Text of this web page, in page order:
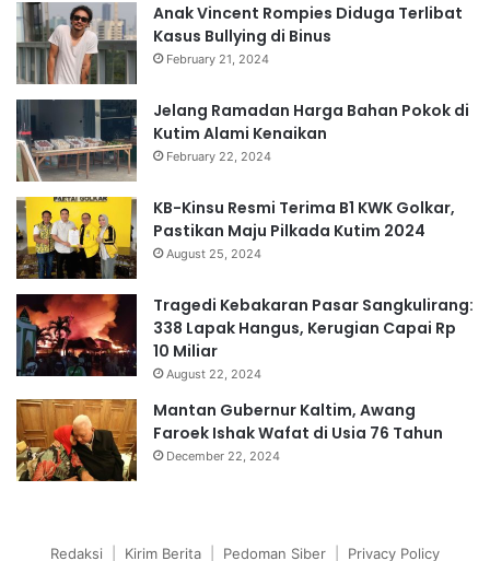
Anak Vincent Rompies Diduga Terlibat
Kasus Bullying di Binus
February 21, 2024
Jelang Ramadan Harga Bahan Pokok di
Kutim Alami Kenaikan
February 22, 2024
KB-Kinsu Resmi Terima B1 KWK Golkar,
Pastikan Maju Pilkada Kutim 2024
August 25, 2024
Tragedi Kebakaran Pasar Sangkulirang:
338 Lapak Hangus, Kerugian Capai Rp
10 Miliar
August 22, 2024
Mantan Gubernur Kaltim, Awang
Faroek Ishak Wafat di Usia 76 Tahun
December 22, 2024
Redaksi Kirim Berita Pedoman Siber Privacy Policy